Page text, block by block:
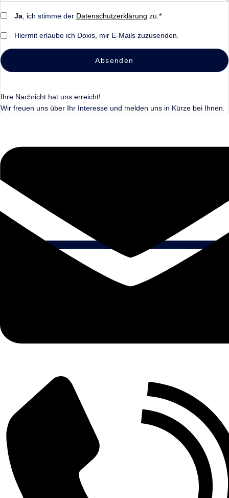
Ja , ich stimme der Datenschutzerklärung zu.*
Hiermit erlaube ich Doxis, mir E-Mails zuzusenden.
Absenden
Ihre Nachricht hat uns erreicht!
Wir freuen uns über Ihr Interesse und melden uns in Kürze bei Ihnen.